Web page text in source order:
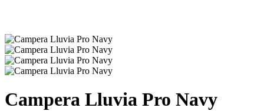
Campera Lluvia Pro Navy